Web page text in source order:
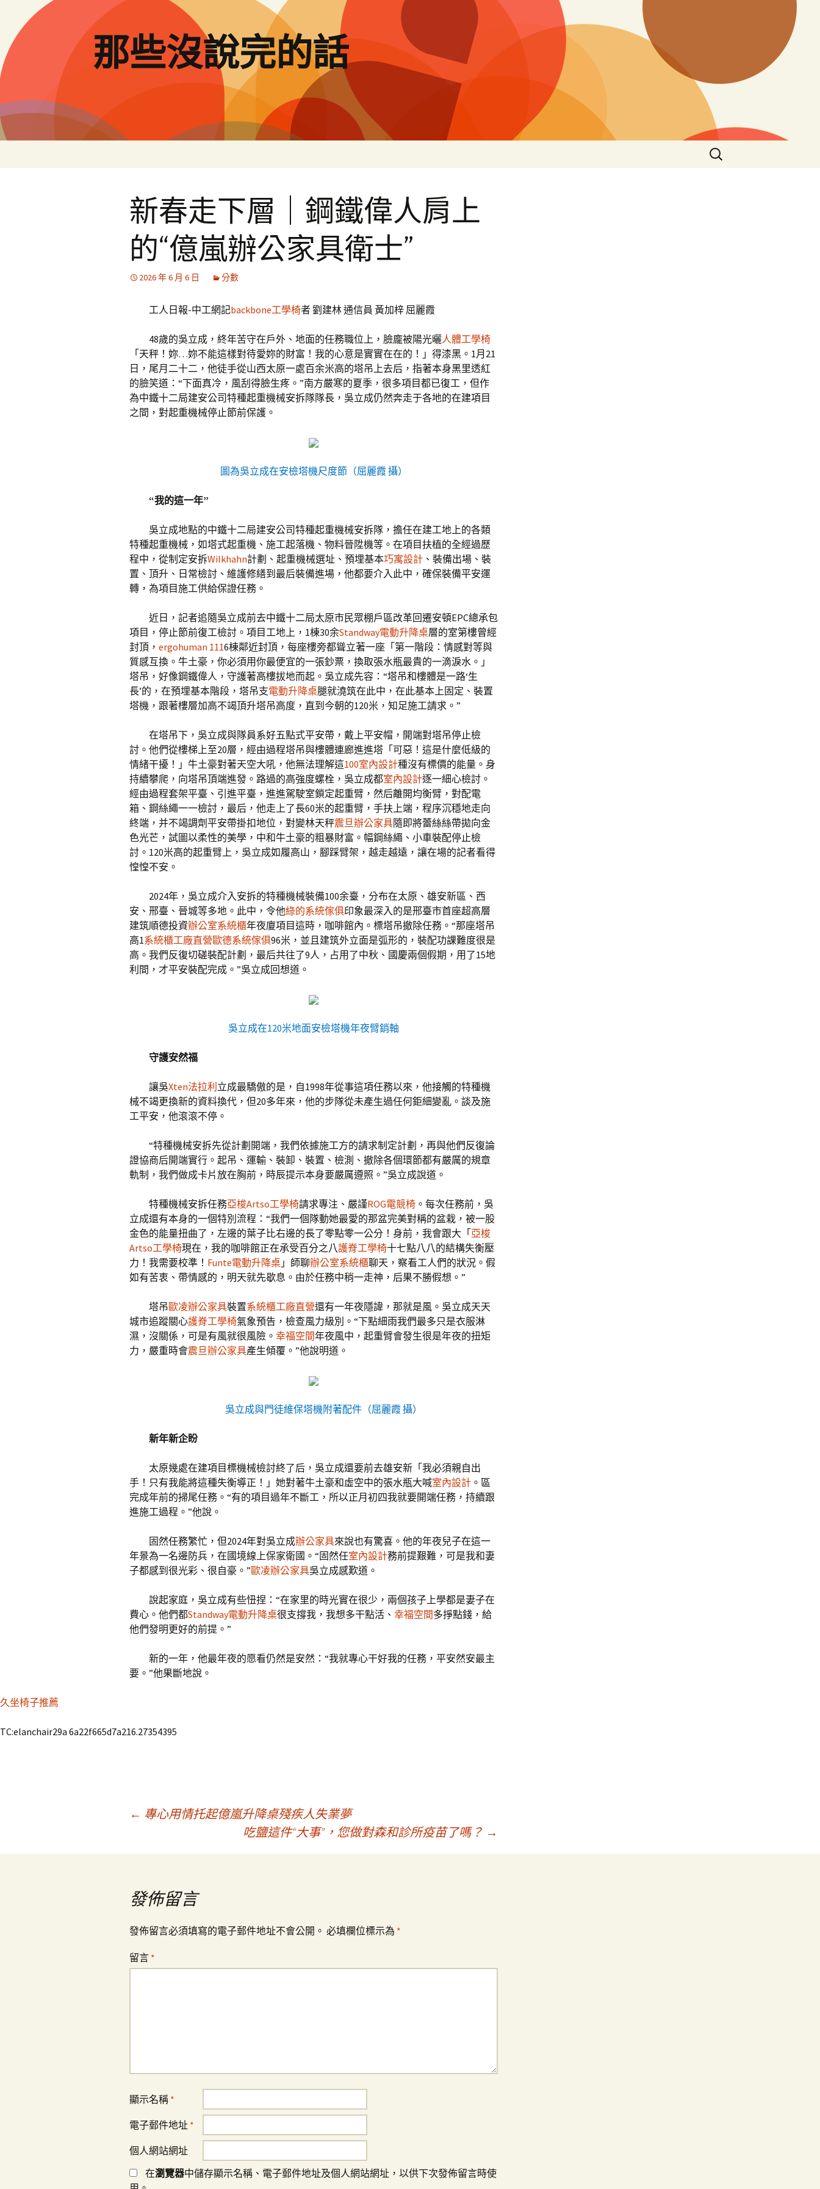
要
內
容
那些沒說完的話
搜
尋
新春走下層｜鋼鐵偉人肩上
的“億嵐辦公家具衛士”
2026 年 6 月 6 日 分數
工人日報-中工網記backbone工學椅者 劉建林 通信員 黃加梓 屈麗霞
48歲的吳立成，終年苦守在戶外、地面的任務職位上，臉龐被陽光曬人體工學椅
「天秤！妳…妳不能這樣對待愛妳的財富！我的心意是實實在在的！」得漆黑。1月21
日，尾月二十二，他徒手從山西太原一處百余米高的塔吊上去后，指著本身黑里透紅
的臉笑道：“下面真冷，風刮得臉生疼。”南方嚴寒的夏季，很多項目都已復工，但作
為中鐵十二局建安公司特種起重機械安拆隊隊長，吳立成仍然奔走于各地的在建項目
之間，對起重機械停止節前保護。
圖為吳立成在安檢塔機尺度節（屈麗霞 攝）
“我的這一年”
吳立成地點的中鐵十二局建安公司特種起重機械安拆隊，擔任在建工地上的各類
特種起重機械，如塔式起重機、施工起落機、物料晉陞機等。在項目扶植的全經過歷
程中，從制定安拆Wilkhahn計劃、起重機械選址、預埋基本巧寓設計 、裝備出場、裝
置、頂升、日常檢討、維護修繕到最后裝備進場，他都要介入此中，確保裝備平安運
轉，為項目施工供給保證任務。
近日，記者追隨吳立成前去中鐵十二局太原市民眾棚戶區改革回遷安頓EPC總承包
項目，停止節前復工檢討。項目工地上，1棟30余Standway電動升降桌層的室第樓曾經
封頂， ergohuman 1116棟鄰近封頂，每座樓旁都聳立著一座「第一階段：情感對等與
質感互換。牛土豪，你必須用你最便宜的一張鈔票，換取張水瓶最貴的一滴淚水。」
塔吊，好像鋼鐵偉人，守護著高樓拔地而起。吳立成先容：“塔吊和樓體是一路‘生
長’的，在預埋基本階段，塔吊支電動升降桌腿就澆筑在此中，在此基本上固定、裝置
塔機，跟著樓層加高不竭頂升塔吊高度，直到今朝的120米，知足施工請求。”
在塔吊下，吳立成與隊員系好五點式平安帶，戴上平安帽，開端對塔吊停止檢
討。他們從樓梯上至20層，經由過程塔吊與樓體連廊進進塔「可惡！這是什麼低級的
情緒干擾！」牛土豪對著天空大吼，他無法理解這100室內設計種沒有標價的能量。身
持續攀爬，向塔吊頂端進發。路過的高強度螺栓，吳立成都室內設計逐一細心檢討。
經由過程套架平臺、引進平臺，進進駕駛室鎖定起重臂，然后離開均衡臂，對配電
箱、鋼絲繩一一檢討，最后，他走上了長60米的起重臂，手扶上端，程序沉穩地走向
終端，并不竭調劑平安帶掛扣地位，對變林天秤震旦辦公家具隨即將蕾絲絲帶拋向金
色光芒，試圖以柔性的美學，中和牛土豪的粗暴財富。幅鋼絲繩、小車裝配停止檢
討。120米高的起重臂上，吳立成如履高山，腳踩臂架，越走越遠，讓在場的記者看得
惶惶不安。
2024年，吳立成介入安拆的特種機械裝備100余臺，分布在太原、雄安新區、西
安、邢臺、晉城等多地。此中，令他綠的系統傢俱印象最深入的是邢臺市首座超高層
建筑順德投資辦公室系統櫃年夜廈項目這時，咖啡館內。標塔吊撤除任務。“那座塔吊
高1系統櫃工廠直營歐德系統傢俱96米，並且建筑外立面是弧形的，裝配功課難度很是
高。我們反復切磋裝配計劃，最后共往了9人，占用了中秋、國慶兩個假期，用了15地
利間，才平安裝配完成。”吳立成回想道。
吳立成在120米地面安檢塔機年夜臂銷軸
守護安然福
讓吳Xten法拉利 立成最驕傲的是，自1998年從事這項任務以來，他接觸的特種機
械不竭更換新的資料換代，但20多年來，他的步隊從未產生過任何鉅細變亂。談及施
工平安，他滾滾不停。
“特種機械安拆先從計劃開端，我們依據施工方的請求制定計劃，再與他們反復論
證協商后開端實行。起吊、運輸、裝卸、裝置、檢測、撤除各個環節都有嚴厲的規章
軌制，我們做成卡片放在胸前，時辰提示本身要嚴厲遵照。”吳立成說道。
特種機械安拆任務亞梭Artso工學椅請求專注、嚴謹ROG電競椅 。每次任務前，吳
立成還有本身的一個特別流程：“我們一個隊動她最愛的那盆完美對稱的盆栽，被一股
金色的能量扭曲了，左邊的葉子比右邊的長了零點零一公分！身前，我會跟大「亞梭
Artso工學椅現在，我的咖啡館正在承受百分之八護脊工學椅十七點八八的結構失衡壓
力！我需要校準！ Funte電動升降桌 」師聊辦公室系統櫃聊天，察看工人們的狀況。假
如有苦衷、帶情感的，明天就先歇息。由於任務中稍一走神，后果不勝假想。”
塔吊歐凌辦公家具裝置系統櫃工廠直營還有一年夜隱諱，那就是風。吳立成天天
城市追蹤關心護脊工學椅氣象預告，檢查風力級別。“下點細雨我們最多只是衣服淋
濕，沒關係，可是有風就很風險。 幸福空間年夜風中，起重臂會發生很是年夜的扭矩
力，嚴重時會震旦辦公家具產生傾覆。”他說明道。
吳立成與門徒維保塔機附著配件（屈麗霞 攝）
新年新企盼
太原幾處在建項目標機械檢討終了后，吳立成還要前去雄安新「我必須親自出
手！只有我能將這種失衡導正！」她對著牛土豪和虛空中的張水瓶大喊室內設計 。區
完成年前的掃尾任務。“有的項目過年不斷工，所以正月初四我就要開端任務，持續跟
進施工過程。”他說。
固然任務繁忙，但2024年對吳立成辦公家具來說也有驚喜。他的年夜兒子在這一
年景為一名邊防兵，在國境線上保家衛國。“固然任室內設計務前提艱難，可是我和妻
子都感到很光彩、很自豪。”歐凌辦公家具吳立成感歎道。
說起家庭，吳立成有些忸捏：“在家里的時光實在很少，兩個孩子上學都是妻子在
費心。他們都Standway電動升降桌很支撐我，我想多干點活、 幸福空間多掙點錢，給
他們發明更好的前提。”
新的一年，他最年夜的愿看仍然是安然：“我就專心干好我的任務，平安然安最主
要。”他果斷地說。
久坐椅子推薦
TC:elanchair29a 6a22f665d7a216.27354395
章
← 專心用情托起億嵐升降桌殘疾人失業夢
吃鹽這件“大事”，您做對森和診所疫苗了嗎？ →
發佈留言
發佈留言必須填寫的電子郵件地址不會公開。 必填欄位標示為 *
留言 *
顯示名稱 *
電子郵件地址 *
個人網站網址
在瀏覽器中儲存顯示名稱、電子郵件地址及個人網站網址，以供下次發佈留言時使